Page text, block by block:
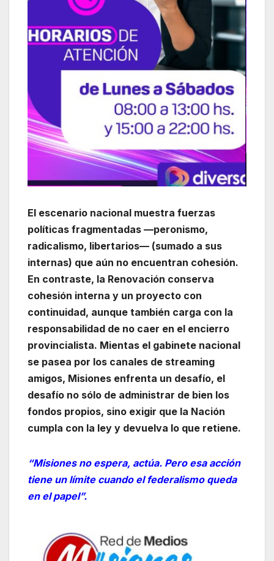
El escenario nacional muestra fuerzas
políticas fragmentadas —peronismo,
radicalismo, libertarios— (sumado a sus
internas) que aún no encuentran cohesión.
En contraste, la Renovación conserva
cohesión interna y un proyecto con
continuidad, aunque también carga con la
responsabilidad de no caer en el encierro
provincialista. Mientas el gabinete nacional
se pasea por los canales de streaming
amigos, Misiones enfrenta un desafío, el
desafío no sólo de administrar de bien los
fondos propios, sino exigir que la Nación
cumpla con la ley y devuelva lo que retiene.
“Misiones no espera, actúa. Pero esa acción
tiene un límite cuando el federalismo queda
en el papel”.